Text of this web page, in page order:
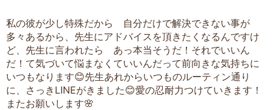
私の彼が少し特殊だから 自分だけで解決できない事が
多々あるから、先生にアドバイスを頂きたくなるんですけ
ど、先生に言われたら あっ本当そうだ！それでいいん
だ！て気づいて悩まなくていいんだって前向きな気持ちに
いつもなります😊先生あれからいつものルーティン通り
に、さっきLINEがきました😊愛の忍耐力つけていきます！
またお願いします🌸